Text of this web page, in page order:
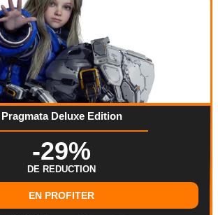
Pragmata Deluxe Edition
-29%
DE REDUCTION
EN PROFITER